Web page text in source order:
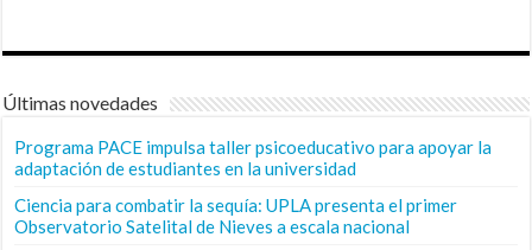
Últimas novedades
Programa PACE impulsa taller psicoeducativo para apoyar la
adaptación de estudiantes en la universidad
Ciencia para combatir la sequía: UPLA presenta el primer
Observatorio Satelital de Nieves a escala nacional